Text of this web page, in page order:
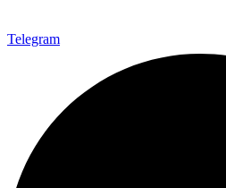
Telegram